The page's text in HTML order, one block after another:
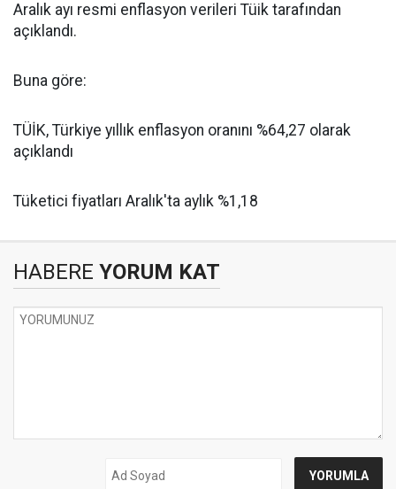
Aralık ayı resmi enflasyon verileri Tüik tarafından
açıklandı.
Buna göre:
TÜİK, Türkiye yıllık enflasyon oranını %64,27 olarak
açıklandı
Tüketici fiyatları Aralık'ta aylık %1,18
HABERE YORUM KAT